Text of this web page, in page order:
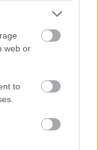
web or
to
a 2026-os
erőmű